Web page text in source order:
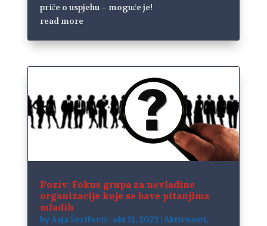
priče o uspjehu – moguće je!
read more
Poziv: Fokus grupa za nevladine
organizacije koje se bave pitanjima
mladih
byAsja Šerifović| okt 12, 2023 | Aktivnosti,